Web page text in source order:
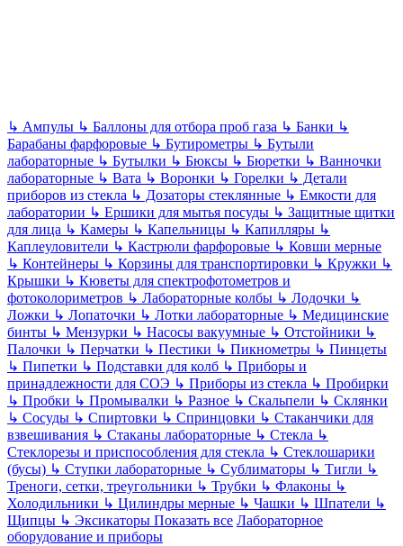
↳ Ампулы ↳ Баллоны для отбора проб газа ↳ Банки ↳
Барабаны фарфоровые ↳ Бутирометры ↳ Бутыли
лабораторные ↳ Бутылки ↳ Бюксы ↳ Бюретки ↳ Ванночки
лабораторные ↳ Вата ↳ Воронки ↳ Горелки ↳ Детали
приборов из стекла ↳ Дозаторы стеклянные ↳ Емкости для
лаборатории ↳ Ершики для мытья посуды ↳ Защитные щитки
для лица ↳ Камеры ↳ Капельницы ↳ Капилляры ↳
Каплеуловители ↳ Кастрюли фарфоровые ↳ Ковши мерные
↳ Контейнеры ↳ Корзины для транспортировки ↳ Кружки ↳
Крышки ↳ Кюветы для спектрофотометров и
фотоколориметров ↳ Лабораторные колбы ↳ Лодочки ↳
Ложки ↳ Лопаточки ↳ Лотки лабораторные ↳ Медицинские
бинты ↳ Мензурки ↳ Насосы вакуумные ↳ Отстойники ↳
Палочки ↳ Перчатки ↳ Пестики ↳ Пикнометры ↳ Пинцеты
↳ Пипетки ↳ Подставки для колб ↳ Приборы и
принадлежности для СОЭ ↳ Приборы из стекла ↳ Пробирки
↳ Пробки ↳ Промывалки ↳ Разное ↳ Скальпели ↳ Склянки
↳ Сосуды ↳ Спиртовки ↳ Спринцовки ↳ Стаканчики для
взвешивания ↳ Стаканы лабораторные ↳ Стекла ↳
Стеклорезы и приспособления для стекла ↳ Стеклошарики
(бусы) ↳ Ступки лабораторные ↳ Сублиматоры ↳ Тигли ↳
Треноги, сетки, треугольники ↳ Трубки ↳ Флаконы ↳
Холодильники ↳ Цилиндры мерные ↳ Чашки ↳ Шпатели ↳
Щипцы ↳ Эксикаторы Показать все Лабораторное
оборудование и приборы